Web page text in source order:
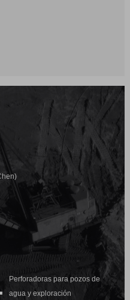
Perforadoras para pozos de
agua y exploración